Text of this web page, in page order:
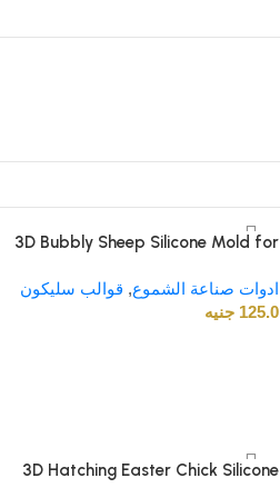
3D Bubbly Sheep Silicone Mold for
Soap Mold. Textured Animal Shape
for DIY Beeswax, Soy Wax & Melt
ادوات صناعة الشموع, قوالب سليكون
125.0 جنيه
3D Hatching Easter Chick Silicone